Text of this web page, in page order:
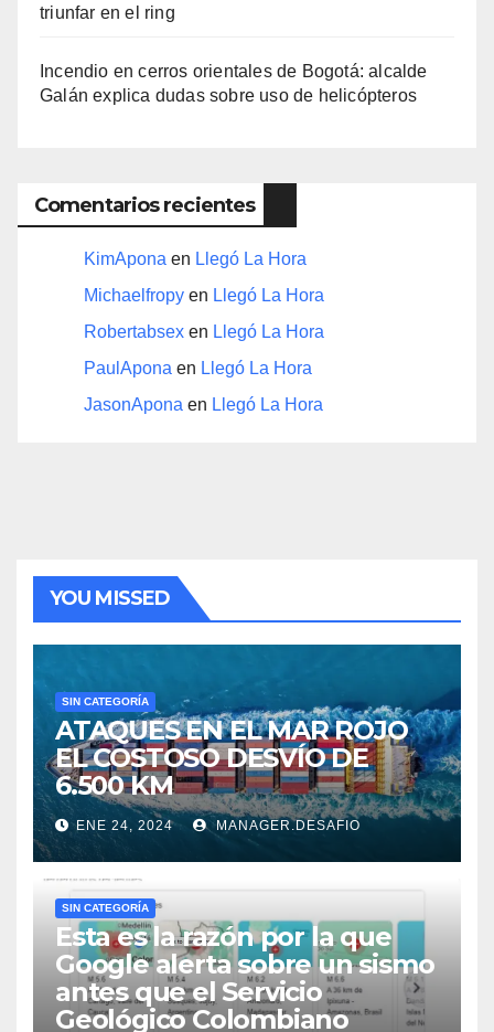
triunfar en el ring​
Incendio en cerros orientales de Bogotá: alcalde
Galán explica dudas sobre uso de helicópteros
Comentarios recientes
KimApona en Llegó La Hora
Michaelfropy en Llegó La Hora
Robertabsex en Llegó La Hora
PaulApona en Llegó La Hora
JasonApona en Llegó La Hora
YOU MISSED
SIN CATEGORÍA
ATAQUES EN EL MAR ROJO
EL COSTOSO DESVÍO DE
6.500 KM
ENE 24, 2024 MANAGER.DESAFIO
SIN CATEGORÍA
Esta es la razón por la que
Google alerta sobre un sismo
antes que el Servicio
Geológico Colombiano